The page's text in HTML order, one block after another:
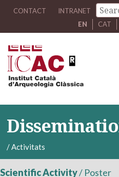
CONTACT INTRANET
EN
CAT
/Activitats
Scientific Activity/ Poster